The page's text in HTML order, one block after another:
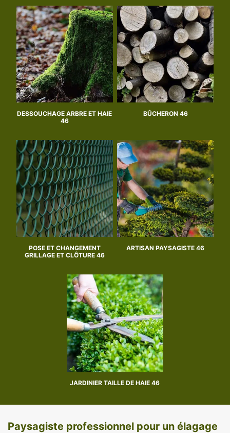
DESSOUCHAGE ARBRE ET HAIE
46
BÛCHERON 46
POSE ET CHANGEMENT
GRILLAGE ET CLÔTURE 46
ARTISAN PAYSAGISTE 46
JARDINIER TAILLE DE HAIE 46
Paysagiste professionnel pour un élagage